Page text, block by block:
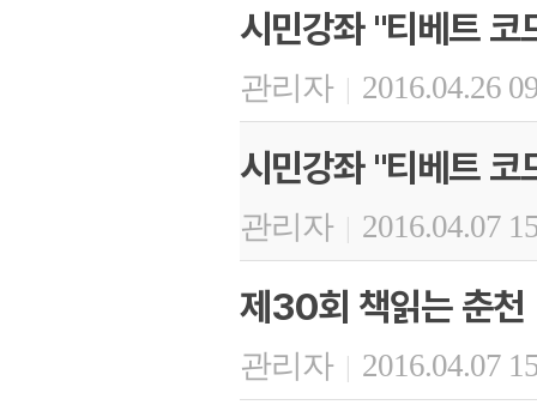
시민강좌 "티베트
관리자 | 2016.04.26
시민강좌 "티베트
관리자 | 2016.04.07
제30회 책읽는 춘천
관리자 | 2016.04.07